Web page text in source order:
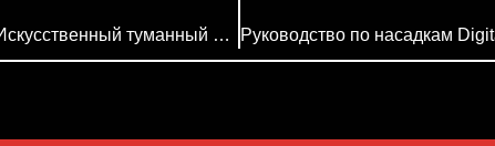
Оборудование для музыкальных фонтанов | Искусственный туманный фонтан HMLY для ландшафтного дизайна, сельского хозяйства и контроля влажности